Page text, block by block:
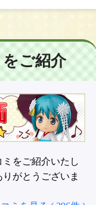
ご紹介
をご紹介いたし
がとうございま